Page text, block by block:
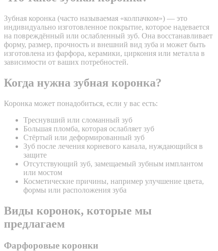
Зубная коронка (часто называемая «колпачком») — это
индивидуально изготовленное покрытие, которое надевается
на повреждённый или ослабленный зуб. Она восстанавливает
форму, размер, прочность и внешний вид зуба и может быть
изготовлена из фарфора, керамики, циркония или металла в
зависимости от ваших потребностей.
Когда нужна зубная коронка?
Коронка может понадобиться, если у вас есть:
Треснувший или сломанный зуб
Большая пломба, которая ослабляет зуб
Стёртый или деформированный зуб
Зуб после лечения корневого канала, нуждающийся в
защите
Отсутствующий зуб, замещаемый зубным имплантом
или мостом
Косметические причины, например улучшение цвета,
формы или расположения зуба
Виды коронок, которые мы
предлагаем
Фарфоровые коронки